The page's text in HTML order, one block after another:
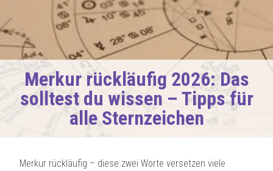
Merkur rückläufig 2026: Das
solltest du wissen – Tipps für
alle Sternzeichen
Merkur rückläufig – diese zwei Worte versetzen viele